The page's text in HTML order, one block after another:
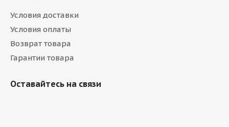
Условия доставки
Условия оплаты
Возврат товара
Гарантии товара
Оставайтесь на связи